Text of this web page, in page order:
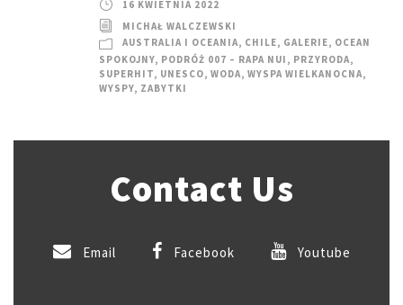
16 KWIETNIA 2022
MICHAŁ WALCZEWSKI
AUSTRALIA I OCEANIA, CHILE, GALERIE, OCEAN
SPOKOJNY, PODRÓŻ 007 – RAPA NUI , PRZYRODA,
SUPERHIT, UNESCO, WODA, WYSPA WIELKANOCNA,
WYSPY, ZABYTKI
Contact Us
Email Facebook Youtube